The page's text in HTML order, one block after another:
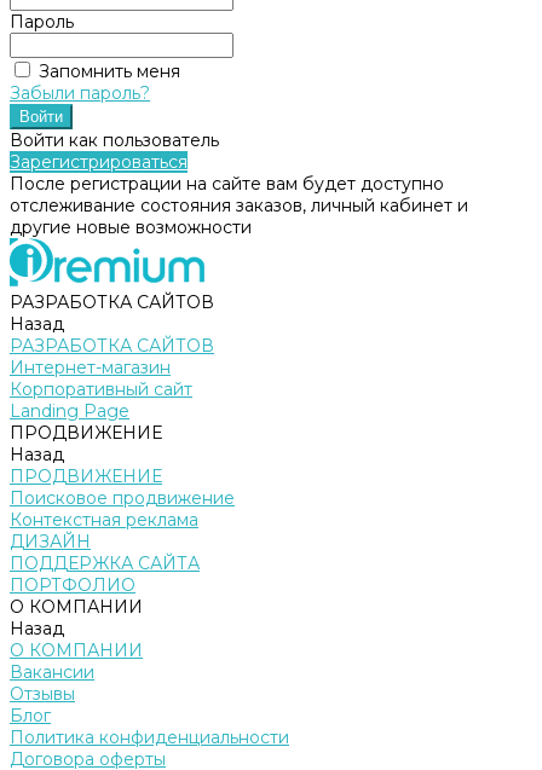
Пароль
Запомнить меня
Забыли пароль?
Войти как пользователь
Зарегистрироваться
После регистрации на сайте вам будет доступно
отслеживание состояния заказов, личный кабинет и
другие новые возможности
РАЗРАБОТКА САЙТОВ
Назад
РАЗРАБОТКА САЙТОВ
Интернет-магазин
Корпоративный сайт
Landing Page
ПРОДВИЖЕНИЕ
Назад
ПРОДВИЖЕНИЕ
Поисковое продвижение
Контекстная реклама
ДИЗАЙН
ПОДДЕРЖКА САЙТА
ПОРТФОЛИО
О КОМПАНИИ
Назад
О КОМПАНИИ
Вакансии
Отзывы
Блог
Политика конфиденциальности
Договора оферты